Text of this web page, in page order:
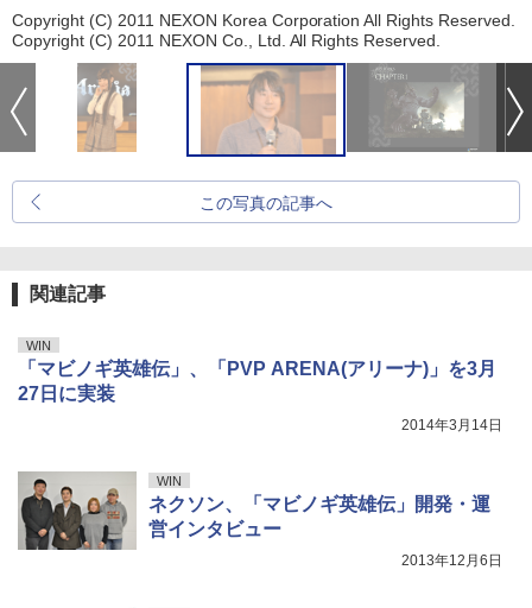
Copyright (C) 2011 NEXON Korea Corporation All Rights Reserved.
Copyright (C) 2011 NEXON Co., Ltd. All Rights Reserved.
この写真の記事へ
関連記事
WIN
「マビノギ英雄伝」、「PVP ARENA(アリーナ)」を3月
27日に実装
2014年3月14日
WIN
ネクソン、「マビノギ英雄伝」開発・運
営インタビュー
2013年12月6日